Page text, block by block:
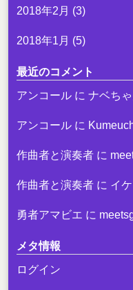
2018年2月 (3)
2018年1月 (5)
最近のコメント
アンコール に ナベち
アンコール に
作曲者と演奏者 に
作曲者と演奏者 に イ
勇者アマビエ に
メタ情報
ログイン